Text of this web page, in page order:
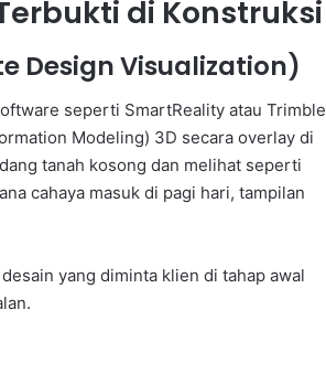
di Konstruksi
Design Visualization)
seperti SmartReality atau Trimble
Modeling) 3D secara overlay di
tanah kosong dan melihat seperti
cahaya masuk di pagi hari, tampilan
yang diminta klien di tahap awal